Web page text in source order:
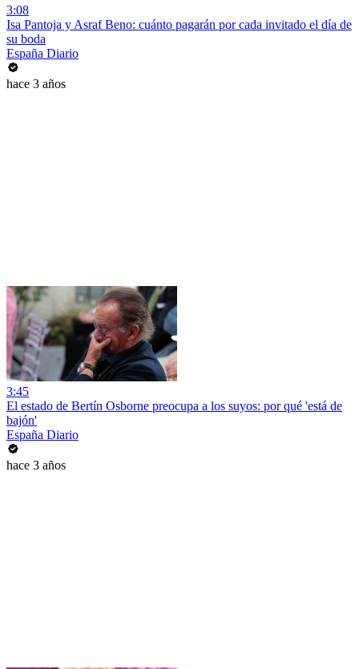
3:08
Isa Pantoja y Asraf Beno: cuánto pagarán por cada invitado el día de
su boda
España Diario
hace 3 años
3:45
El estado de Bertín Osborne preocupa a los suyos: por qué 'está de
bajón'
España Diario
hace 3 años